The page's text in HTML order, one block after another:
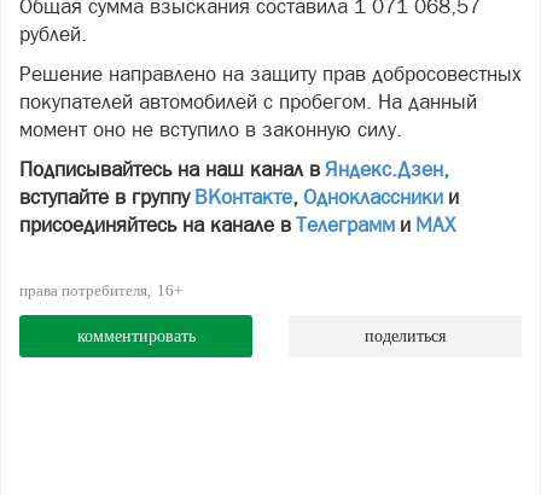
Общая сумма взыскания составила 1 071 068,57
рублей.
Решение направлено на защиту прав добросовестных
покупателей автомобилей с пробегом. На данный
момент оно не вступило в законную силу.
Подписывайтесь на наш канал в Яндекс.Дзен,
вступайте в группу ВКонтакте, Одноклассники и
присоединяйтесь на канале в Телеграмм и МАХ
права потребителя 16+
комментировать поделиться